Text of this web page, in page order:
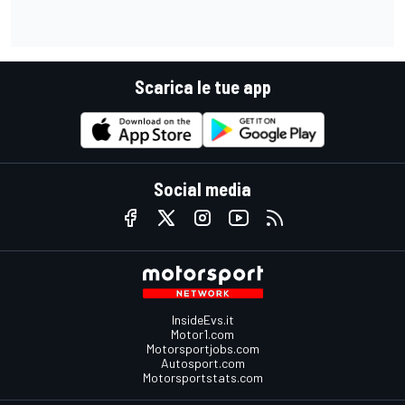
Scarica le tue app
Social media
InsideEvs.it
Motor1.com
Motorsportjobs.com
Autosport.com
Motorsportstats.com